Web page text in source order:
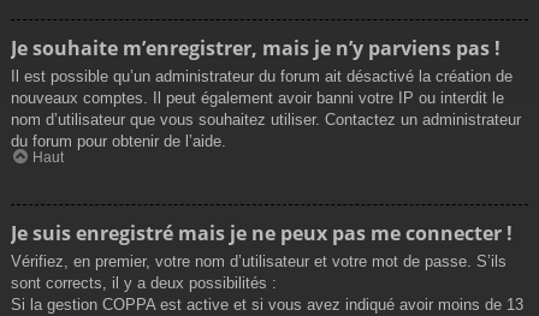
Je souhaite m’enregistrer, mais je n’y parviens pas !
Il est possible qu’un administrateur du forum ait désactivé la création de
nouveaux comptes. Il peut également avoir banni votre IP ou interdit le
nom d’utilisateur que vous souhaitez utiliser. Contactez un administrateur
du forum pour obtenir de l’aide.
Haut
Je suis enregistré mais je ne peux pas me connecter !
Vérifiez, en premier, votre nom d’utilisateur et votre mot de passe. S’ils
sont corrects, il y a deux possibilités :
Si la gestion COPPA est active et si vous avez indiqué avoir moins de 13